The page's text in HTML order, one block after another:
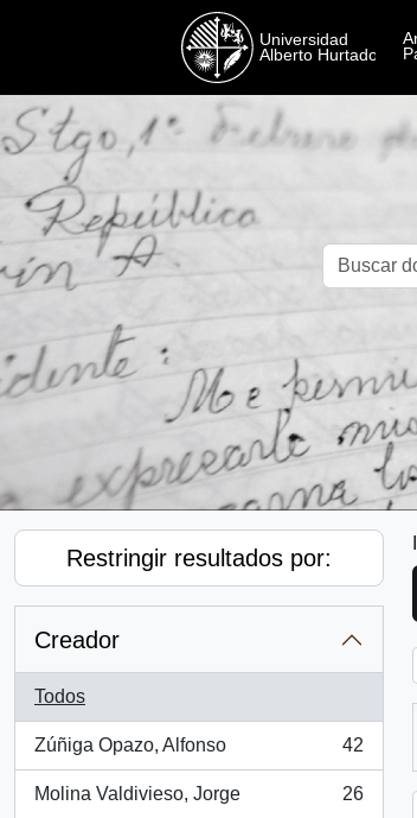
Restringir resultados por:
Creador
Todos
Zúñiga Opazo, Alfonso
, 42 resultados
42
Molina Valdivieso, Jorge
, 26 resultados
26